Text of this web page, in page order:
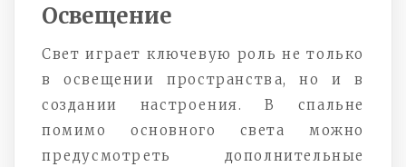
Освещение
Свет играет ключевую роль не только
в освещении пространства, но и в
создании настроения. В спальне
помимо основного света можно
предусмотреть дополнительные